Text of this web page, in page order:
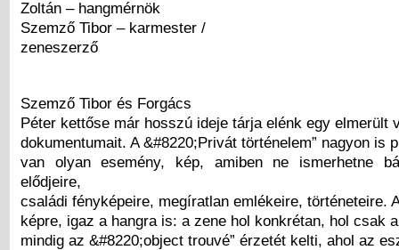
Zoltán – hangmérnök
Szemző Tibor – karmester /
zeneszerző
Szemző Tibor és Forgács
Péter kettőse már hosszú ideje tárja elénk egy elmerült
dokumentumait. A &#8220;Privát történelem” nagyon is
van olyan esemény, kép, amiben ne ismerhetne
elődjeire,
családi fényképeire, megíratlan emlékeire, történeteire.
képre, igaz a hangra is: a zene hol konkrétan, hol csak
mindig az &#8220;object trouvé” érzetét kelti, ahol az